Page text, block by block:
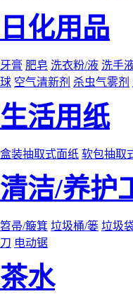
日化用品
牙膏 肥皂 洗衣粉/液 洗手
球 空气清新剂 杀虫气雾剂
生活用纸
盒装抽取式面纸 软包抽取
清洁/养护
笤帚/簸箕 垃圾桶/篓 垃圾
刀 电动锯
茶水